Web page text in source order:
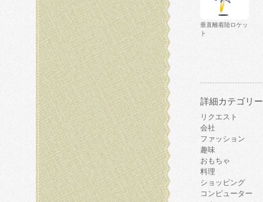
垂直離着陸ロケッ
ト
詳細カテゴリー
リクエスト
会社
ファッション
趣味
おもちゃ
料理
ショッピング
コンピューター